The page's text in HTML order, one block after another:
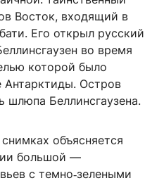
Восток, входящий в
Его открыл русский
во время
которой было
Антарктиды. Остров
шлюпа Беллинсгаузена.
объясняется
большой —
с темно‑зелеными